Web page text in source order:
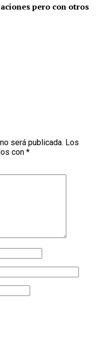
pero con otros
será publicada. Los
con *